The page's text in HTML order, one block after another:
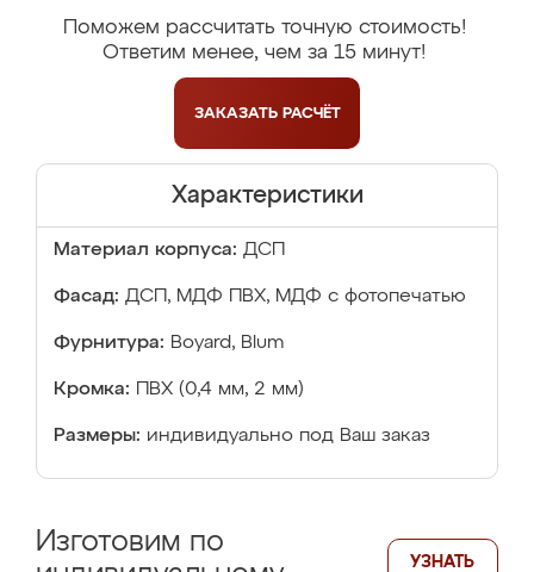
Поможем рассчитать точную стоимость!
Ответим менее, чем за 15 минут!
ЗАКАЗАТЬ РАСЧЁТ
Характеристики
Материал корпуса: ДСП
Фасад: ДСП, МДФ ПВХ, МДФ с фотопечатью
Фурнитура: Boyard, Blum
Кромка: ПВХ (0,4 мм, 2 мм)
Размеры: индивидуально под Ваш заказ
Изготовим по
УЗНАТЬ